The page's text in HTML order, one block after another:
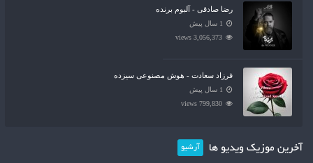
رضا صادقی - آلبوم برنده
1 سال پیش
3,056,373 views
فرزاد سعادت - هوش مصنوعی سیزده
1 سال پیش
799,830 views
آخرین موزیک ویدیو ها آرشیو